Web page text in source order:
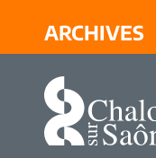
ARCHIVES